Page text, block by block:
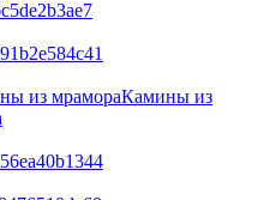
из мрамораКамины из